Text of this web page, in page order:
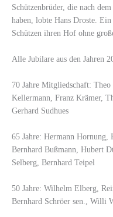
Schützenbrüder, die nach
haben, lobte Hans Droste.
Schützen ihren Hof ohne
Alle Jubilare aus den Jahren
70 Jahre Mitgliedschaft:
Kellermann, Franz Krämer,
Gerhard Sudhues
65 Jahre: Hermann Hornung,
Bernhard Bußmann, Hubert
Selberg, Bernhard Teipel
50 Jahre: Wilhelm Elberg,
Bernhard Schröer sen., Willi